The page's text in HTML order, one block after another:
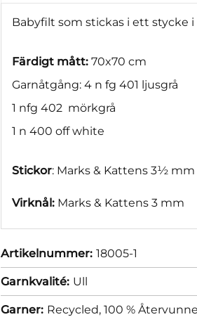
Babyfilt som stickas i ett stycke
Färdigt mått: 70x70 cm
Garnåtgång: 4 n fg 401 ljusgrå
1 nfg 402 mörkgrå
1 n 400 off white
Stickor: Marks & Kattens 3½ mm
Virknål: Marks & Kattens 3 mm
Artikelnummer: 18005-1
Garnkvalité: Ull
Garner: Recycled, 100 %